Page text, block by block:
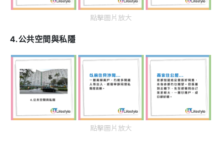
點擊圖片放大
4.公共空間與私隱
點擊圖片放大